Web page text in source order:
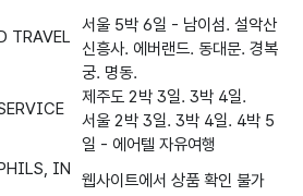
TRAVEL
서울 5박 6일 - 남이섬. 설악산
신흥사. 에버랜드. 동대문. 경복
궁. 명동.
제주도 2박 3일. 3박 4일.
서울 2박 3일. 3박 4일. 4박 5
일 - 에어텔 자유여행
IN
웹사이트에서 상품 확인 불가